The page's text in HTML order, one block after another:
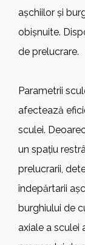
așchiilor și
obișnuite.
de prelucrare.
Parametrii
afectează
sculei.
un spațiu
prelucrarii,
îndepărtarii
burghiului de
axiale a sculei